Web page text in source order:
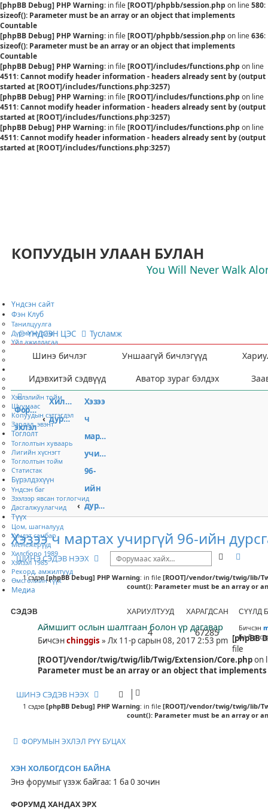
[phpBB Debug] PHP Warning: in file[ROOT]/phpbb/session.php on line580:
sizeof(): Parameter must be an array or an object that implements
Countable
[phpBB Debug] PHP Warning: in file[ROOT]/phpbb/session.php on line636:
sizeof(): Parameter must be an array or an object that implements
Countable
[phpBB Debug] PHP Warning: in file[ROOT]/includes/functions.php on line
4511:Cannot modify header information - headers already sent by (output
started at [ROOT]/includes/functions.php:3257)
[phpBB Debug] PHP Warning: in file[ROOT]/includes/functions.php on line
4511:Cannot modify header information - headers already sent by (output
started at [ROOT]/includes/functions.php:3257)
[phpBB Debug] PHP Warning: in file[ROOT]/includes/functions.php on line
4511:Cannot modify header information - headers already sent by (output
started at [ROOT]/includes/functions.php:3257)
КОПУУДЫН УЛААН БУЛАН
You Will Never Walk
Үндсэн сайт
Фэн Клуб
Танилцуулга
Дүрэм журам
Үйл ажиллагаа
Хамтран ажиллах
Гишүүнээр элсэх
Ярилцлага
Хэвлэлийн тойм
Шуумаас
Копуудын сэтгэгдэл
Зарлал, эвэнт
Тоглолт
Тоглолтын хуваарь
Лигийн хүснэгт
Тоглолтын тойм
Статистак
Бүрэлдэхүүн
Үндсэн баг
Зээлээр явсан тоглогчид
Дасгалжуулагчид
Түүх
Цом, шагналууд
Хүндэт самбар
Менежерүүд
Хилсборо 1989
Хэйзэл 1985
Рекорд, амжилтууд
Өмсгөлийн түүх
Медиа
ҮНДСЭН ЦЭС Тусламж
Шинэ бичлэг Уншаагүй бичлэгүүд
Идэвхитэй сэдвүүд
Аватор зураг бэлдэх
Форумын
эхлэл
Хилссборогийн
дурсгал
Хэзээ
ч
мартах
учиргүй
96-
ийн
дурсгалд
Хэзээ ч мартах учиргүй 96-ийн
ШИНЭ СЭДЭВ НЭЭХ Хайлт
1 сэдэв [phpBB Debug] PHP Warning: in file [ROOT]/vendor/twig/twig/lib/
count(): Parameter must be an array or
СЭДЭВ ХАРИУЛТУУД ХАРАГДСАН СҮҮЛД
Аймшигт ослын шалтгаан болон үр дагавар
Бичсэнchinggis » Лх 11-р сарын 08, 2017 2:53 pm [phpBB
file
[ROOT]/vendor/twig/twig/lib/Twig/Extension/Core.phpon
Parameter must be an array or an object that
4 67285 Бичсэн
Ба 5-р
ШИНЭ СЭДЭВ НЭЭХ
1 сэдэв [phpBB Debug] PHP Warning: in file [ROOT]/vendor/twig/twig/lib/
count(): Parameter must be an array or
ФОРУМЫН ЭХЛЭЛ РҮҮ БУЦАХ
ХЭН ХОЛБОГДСОН БАЙНА
Энэ форумыг үзэж байгаа: 1 ба 0 зочин
ФОРУМД ХАНДАХ ЭРХ